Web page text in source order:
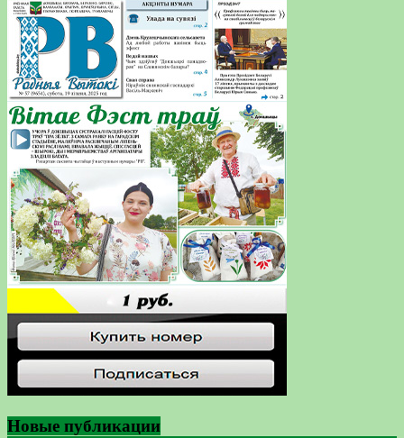
Новые публикации